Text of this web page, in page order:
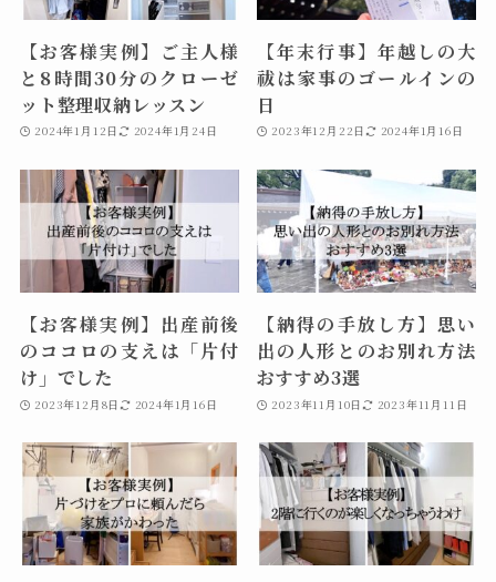
【お客様実例】ご主人様
と8時間30分のクローゼ
ット整理収納レッスン
2024年1月12日 2024年1月24日
【年末行事】年越しの大
祓は家事のゴールインの
日
2023年12月22日 2024年1月16日
【お客様実例】出産前後
のココロの支えは「片付
け」でした
2023年12月8日 2024年1月16日
【納得の手放し方】思い
出の人形とのお別れ方法
おすすめ3選
2023年11月10日 2023年11月11日